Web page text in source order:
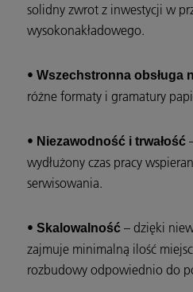
solidny zwrot z inwestycji w
wysokonakładowego.
• Wszechstronna obsługa
różne formaty i gramatury
• Niezawodność i trwałość
wydłużony czas pracy
serwisowania.
• Skalowalność – dzięki
zajmuje minimalną ilość
rozbudowy odpowiednio do